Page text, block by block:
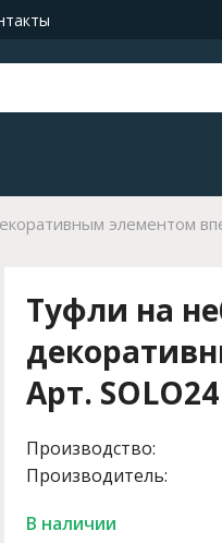
элементом
Туфли на
Арт. SOLO24
Производство:
Производитель:
В наличии